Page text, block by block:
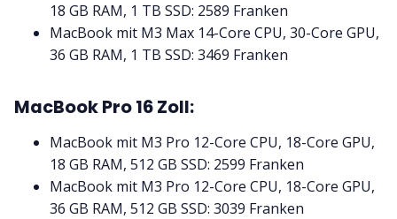
18 GB RAM, 1 TB SSD: 2589 Franken
MacBook mit M3 Max 14-Core CPU, 30-Core GPU,
36 GB RAM, 1 TB SSD: 3469 Franken
MacBook Pro 16 Zoll:
MacBook mit M3 Pro 12-Core CPU, 18-Core GPU,
18 GB RAM, 512 GB SSD: 2599 Franken
MacBook mit M3 Pro 12-Core CPU, 18-Core GPU,
36 GB RAM, 512 GB SSD: 3039 Franken